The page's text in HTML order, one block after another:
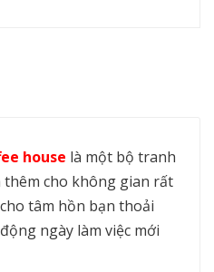
house là một bộ tranh
cho không gian rất
tâm hồn bạn thoải
ngày làm việc mới